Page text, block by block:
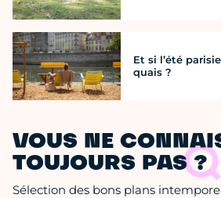
Et si l’été
quais ?
VOUS NE
TOUJOURS PAS ?
Sélection des bons plans